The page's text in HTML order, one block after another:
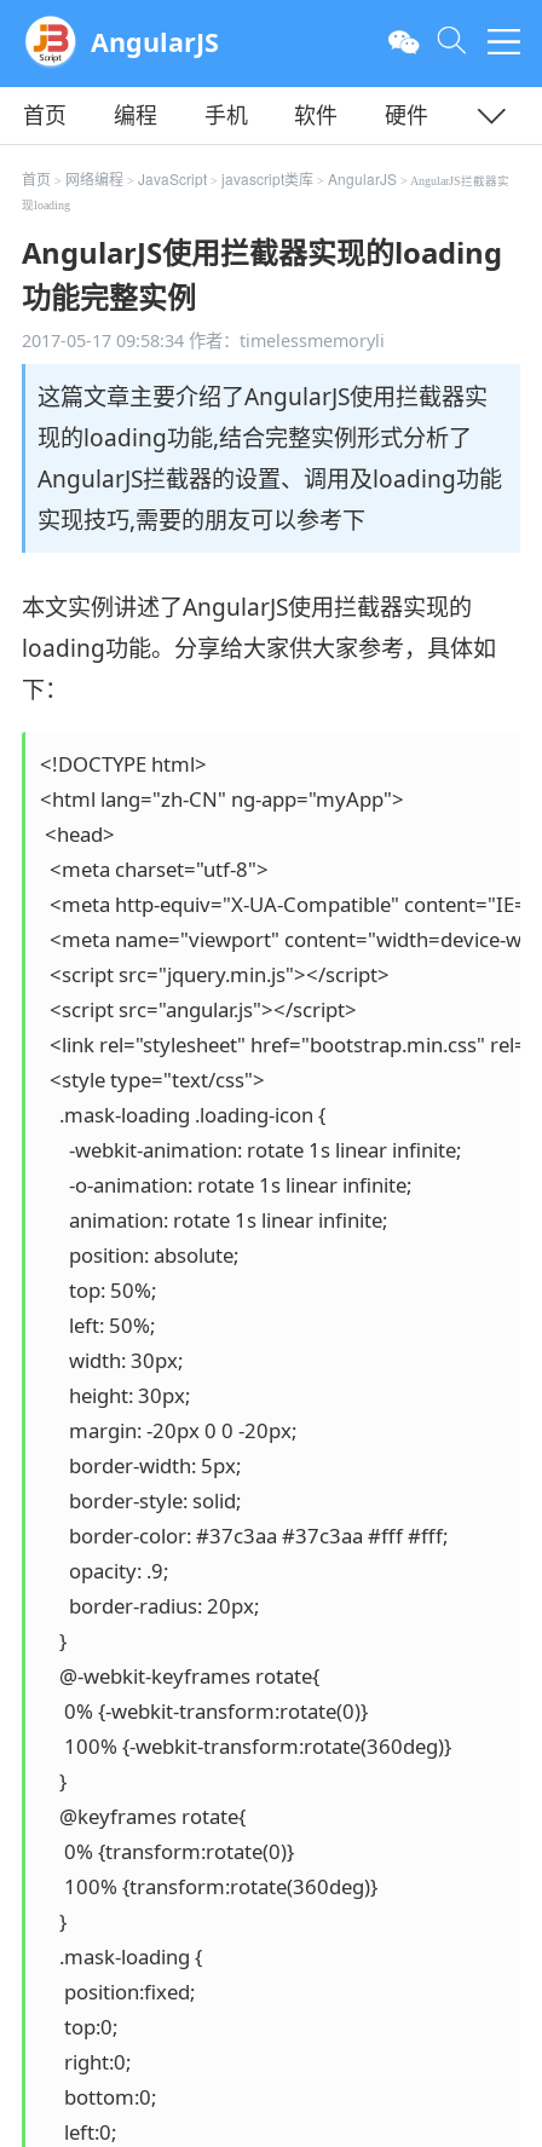
AngularJS
首页 编程 手机 软件
硬件
教程
平面 服务器
首页 > 网络编程 > JavaScript> javascript类库> AngularJS> AngularJS拦截器实
现loading
AngularJS使用拦截器实现的loading
功能完整实例
2017-05-17 09:58:34作者：timelessmemoryli
这篇文章主要介绍了AngularJS使用拦截器实
现的loading功能,结合完整实例形式分析了
AngularJS拦截器的设置、调用及loading功能
实现技巧,需要的朋友可以参考下
本文实例讲述了AngularJS使用拦截器实现的
loading功能。分享给大家供大家参考，具体如
下：
<!DOCTYPE html>
<html lang="zh-CN" ng-app="myApp">
<head>
  <meta charset="utf-8">
<meta http-equiv="X-UA-Compatible"
<meta name="viewport" content="width=device-
  <script src="jquery.min.js"></script>
  <script src="angular.js"></script>
<link rel="stylesheet" href="bootstrap.min.css"
  <style type="text/css">
    .mask-loading .loading-icon {
      -webkit-animation: rotate 1s linear infinite;
      -o-animation: rotate 1s linear infinite;
      animation: rotate 1s linear infinite;
      position: absolute;
      top: 50%;
      left: 50%;
      width: 30px;
      height: 30px;
      margin: -20px 0 0 -20px;
      border-width: 5px;
      border-style: solid;
      border-color: #37c3aa #37c3aa #fff #fff;
      opacity: .9;
      border-radius: 20px;
    }
    @-webkit-keyframes rotate{
     0% {-webkit-transform:rotate(0)}
     100% {-webkit-transform:rotate(360deg)}
    }
    @keyframes rotate{
     0% {transform:rotate(0)}
     100% {transform:rotate(360deg)}
    }
    .mask-loading {
     position:fixed;
     top:0;
     right:0;
     bottom:0;
     left:0;